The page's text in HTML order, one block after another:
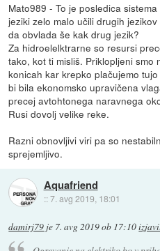
Mato989 - To je posledica
jeziki zelo malo učili drugih
da obvlada še kak drug jezik?
Za hidroelelktrarne so resursi
tako, kot ti misliš. Priklopljeni smo
konicah kar krepko plačujemo
bi bila ekonomsko upravičena
precej avtohtonega naravnega
Rusi dovolj velike reke.
Razni obnovljivi viri pa so
sprejemljivo.
Aquafriend
::7. avg 2019, 18:01
damirj79 je 7. avg 2019 ob 17:10